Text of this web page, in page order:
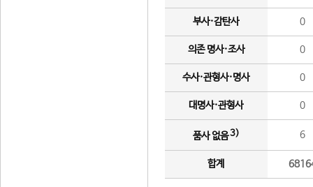
부사·감탄사 0
의존 명사·조사 0
수사·관형사·명사 0
대명사·관형사 0
품사 없음3) 6
합계